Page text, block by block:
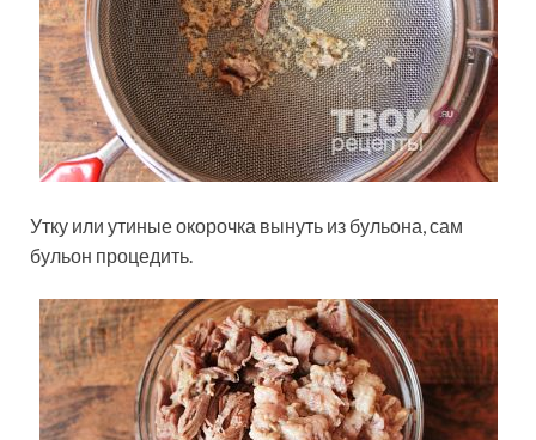
Утку или утиные окорочка вынуть из бульона, сам
бульон процедить.